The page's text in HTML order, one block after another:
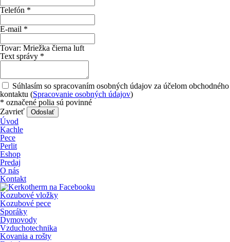
Telefón *
E-mail *
Tovar: Mriežka čierna luft
Text správy *
Súhlasím so spracovaním osobných údajov za účelom obchodného
kontaktu (Spracovanie osobných údajov)
* označené polia sú povinné
Zavrieť
Odoslať
Úvod
Kachle
Pece
Perlit
Eshop
Predaj
O nás
Kontakt
Kozubové vložky
Kozubové pece
Sporáky
Dymovody
Vzduchotechnika
Kovania a rošty